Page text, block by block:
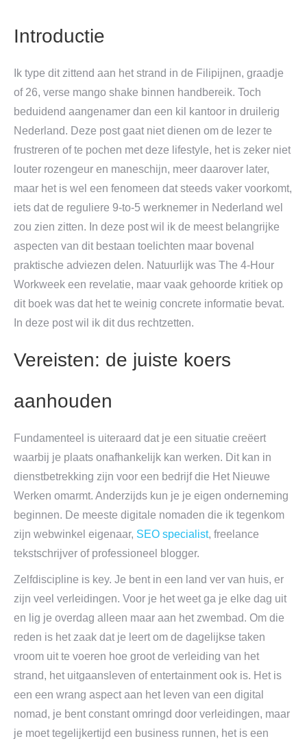
Introductie
Ik type dit zittend aan het strand in de Filipijnen, graadje
of 26, verse mango shake binnen handbereik. Toch
beduidend aangenamer dan een kil kantoor in druilerig
Nederland. Deze post gaat niet dienen om de lezer te
frustreren of te pochen met deze lifestyle, het is zeker niet
louter rozengeur en maneschijn, meer daarover later,
maar het is wel een fenomeen dat steeds vaker voorkomt,
iets dat de reguliere 9-to-5 werknemer in Nederland wel
zou zien zitten. In deze post wil ik de meest belangrijke
aspecten van dit bestaan toelichten maar bovenal
praktische adviezen delen. Natuurlijk was The 4-Hour
Workweek een revelatie, maar vaak gehoorde kritiek op
dit boek was dat het te weinig concrete informatie bevat.
In deze post wil ik dit dus rechtzetten.
Vereisten: de juiste koers
aanhouden
Fundamenteel is uiteraard dat je een situatie creëert
waarbij je plaats onafhankelijk kan werken. Dit kan in
dienstbetrekking zijn voor een bedrijf die Het Nieuwe
Werken omarmt. Anderzijds kun je je eigen onderneming
beginnen. De meeste digitale nomaden die ik tegenkom
zijn webwinkel eigenaar, SEO specialist, freelance
tekstschrijver of professioneel blogger.
Zelfdiscipline is key. Je bent in een land ver van huis, er
zijn veel verleidingen. Voor je het weet ga je elke dag uit
en lig je overdag alleen maar aan het zwembad. Om die
reden is het zaak dat je leert om de dagelijkse taken
vroom uit te voeren hoe groot de verleiding van het
strand, het uitgaansleven of entertainment ook is. Het is
een een wrang aspect aan het leven van een digital
nomad, je bent constant omringd door verleidingen, maar
je moet tegelijkertijd een business runnen, het is een